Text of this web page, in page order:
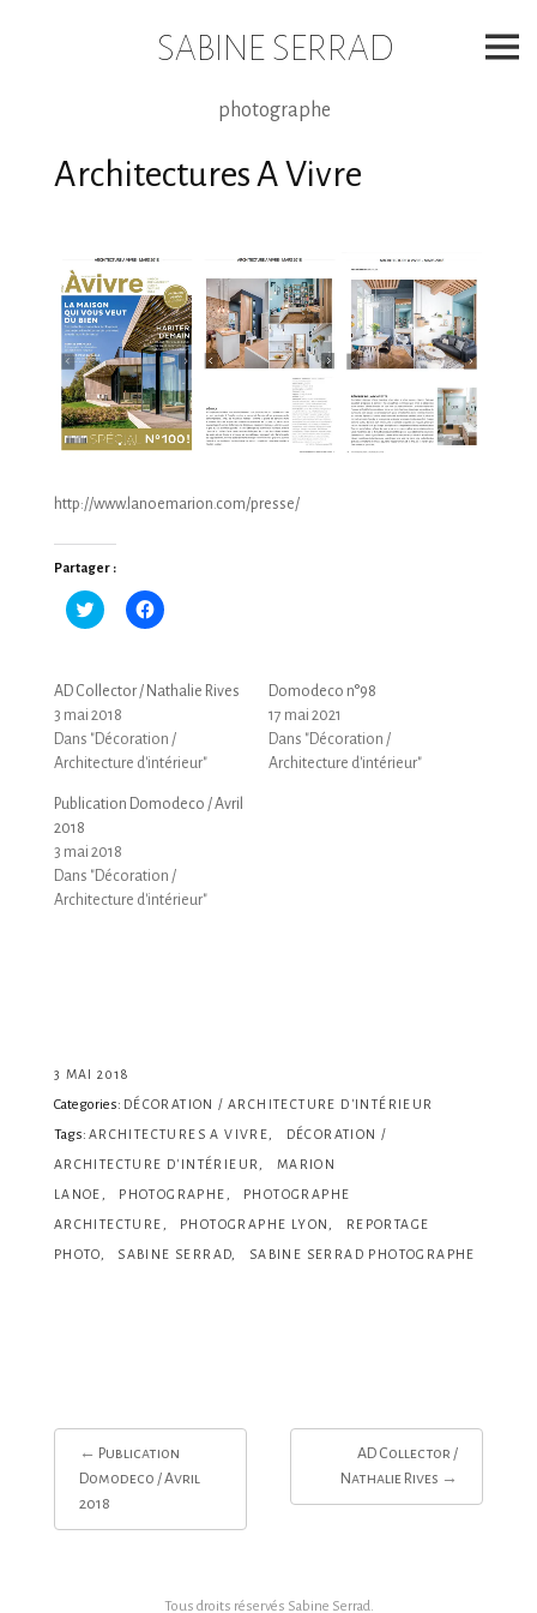
SABINE SERRAD
photographe
Architectures A Vivre
http://www.lanoemarion.com/presse/
Partager :
Cliquez
pour
dans
une
nouvelle
fenêtre)
Cliquez
pour
dans
une
fenêtre)
AD Collector / Nathalie Rives
3 mai 2018
Dans "Décoration /
Architecture d'intérieur"
Domodeco n°98
17 mai 2021
Dans "Décoration /
Architecture d'intérieur"
Publication Domodeco / Avril
2018
3 mai 2018
Dans "Décoration /
Architecture d'intérieur"
3 MAI 2018
Categories: DÉCORATION / ARCHITECTURE D'INTÉRIEUR
Tags: ARCHITECTURES A VIVRE DÉCORATION /
ARCHITECTURE D'INTÉRIEUR MARION
LANOE PHOTOGRAPHE PHOTOGRAPHE
ARCHITECTURE PHOTOGRAPHE LYON REPORTAGE
PHOTO SABINE SERRAD SABINE SERRAD PHOTOGRAPHE
Post
navigation
← Publication
Domodeco / Avril
2018
AD Collector /
Nathalie Rives →
Tous droits réservés Sabine Serrad.